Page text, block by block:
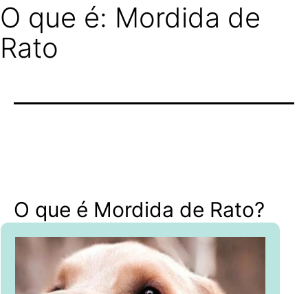
O que é: Mordida de
Rato
O que é Mordida de Rato?